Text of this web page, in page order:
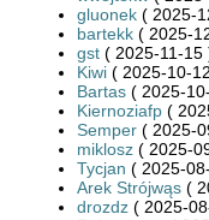
gluonek ( 2025-
bartekk ( 2025-
gst ( 2025-11-15
Kiwi ( 2025-10-
Bartas ( 2025-
Kiernoziafp (
Semper ( 2025-
miklosz ( 2025-
Tycjan ( 2025-
Arek Strójwąs (
drozdz ( 2025-